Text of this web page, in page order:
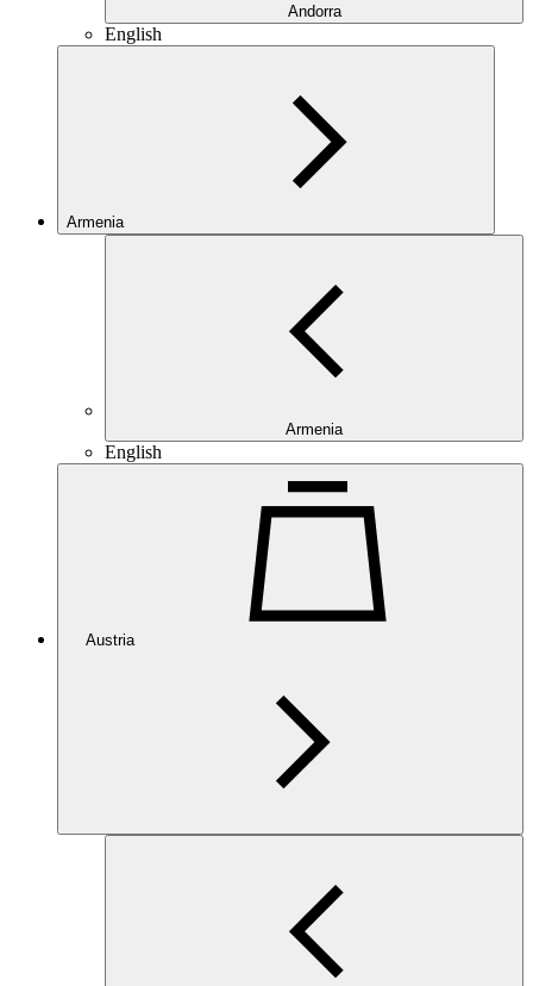
Andorra
English
Armenia
Armenia
English
Austria